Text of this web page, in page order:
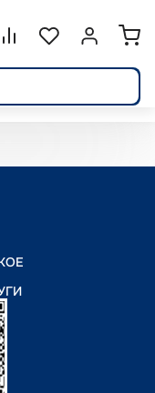
Сравнение.
СписокВойти или